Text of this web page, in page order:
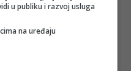
u publiku i razvoj usluga
na uređaju